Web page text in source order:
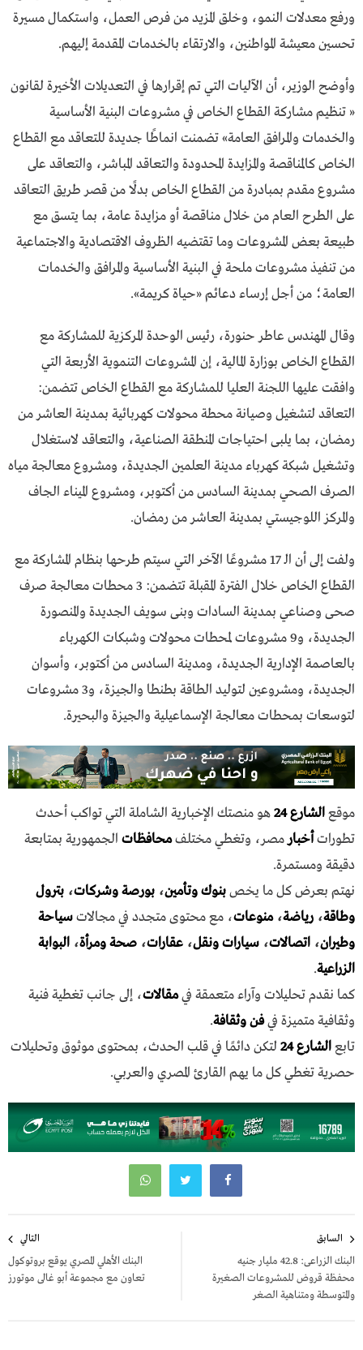
ورفع معدلات النمو، وخلق المزيد من فرص العمل، واستكمال مسيرة
تحسين معيشة المواطنين، والارتقاء بالخدمات المقدمة إليهم.
وأوضح الوزير، أن الآليات التي تم إقرارها في التعديلات الأخيرة لقانون
« تنظيم مشاركة القطاع الخاص في مشروعات البنية الأساسية
والخدمات والمرافق العامة» تضمنت انماطًا جديدة للتعاقد مع القطاع
الخاص كالمناقصة والمزايدة المحدودة والتعاقد المباشر، والتعاقد على
مشروع مقدم بمبادرة من القطاع الخاص بدلًا من قصر طريق التعاقد
على الطرح العام من خلال مناقصة أو مزايدة عامة، بما يتسق مع
طبيعة بعض المشروعات وما تقتضيه الظروف الاقتصادية والاجتماعية
من تنفيذ مشروعات ملحة في البنية الأساسية والمرافق والخدمات
العامة؛ من أجل إرساء دعائم «حياة كريمة».
وقال المهندس عاطر حنورة، رئيس الوحدة المركزية للمشاركة مع
القطاع الخاص بوزارة المالية، إن المشروعات التنموية الأربعة التي
وافقت عليها اللجنة العليا للمشاركة مع القطاع الخاص تتضمن:
التعاقد لتشغيل وصيانة محطة محولات كهربائية بمدينة العاشر من
رمضان، بما يلبى احتياجات المنطقة الصناعية، والتعاقد لاستغلال
وتشغيل شبكة كهرباء مدينة العلمين الجديدة، ومشروع معالجة مياه
الصرف الصحي بمدينة السادس من أكتوبر، ومشروع الميناء الجاف
والمركز اللوجيستي بمدينة العاشر من رمضان.
ولفت إلى أن الـ 17 مشروعًا الآخر التي سيتم طرحها بنظام المشاركة مع
القطاع الخاص خلال الفترة المقبلة تتضمن: 3 محطات معالجة صرف
صحى وصناعي بمدينة السادات وبنى سويف الجديدة والمنصورة
الجديدة، و9 مشروعات لمحطات محولات وشبكات الكهرباء
بالعاصمة الإدارية الجديدة، ومدينة السادس من أكتوبر، وأسوان
الجديدة، ومشروعين لتوليد الطاقة بطنطا والجيزة، و3 مشروعات
لتوسعات بمحطات معالجة الإسماعيلية والجيزة والبحيرة.
موقعالشارع 24
هو منصتك الإخبارية الشاملة التي تواكب أحدث
تطوراتأخبار مصر، وتغطي مختلفمحافظات الجمهورية بمتابعة
دقيقة ومستمرة.
نهتم بعرض كل ما يخصبنوك وتأمين، بورصة وشركات، بترول
وطاقة، رياضة،منوعات، مع محتوى متجدد في مجالاتسياحة
وطيران، اتصالات، سيارات ونقل، عقارات، صحة ومرأة، البوابة
الزراعية.
كما نقدم تحليلات وآراء متعمقة فيمقالات، إلى جانب تغطية فنية
وثقافية متميزة فيفن وثقافة.
تابعالشارع 24
لتكن دائمًا في قلب الحدث، بمحتوى موثوق وتحليلات
حصرية تغطي كل ما يهم القارئ المصري والعربي.
المقالات
السابق
البنك الزراعى: 42.8 مليار جنيه
محفظة قروض للمشروعات الصغيرة
والمتوسطة ومتناهية الصغر
التالي
البنك الأهلي المصري يوقع بروتوكول
تعاون مع مجموعة أبو غالى موتورز